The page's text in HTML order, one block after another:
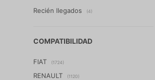
Recién llegados (4)
COMPATIBILIDAD
FIAT (1724)
RENAULT (1120)